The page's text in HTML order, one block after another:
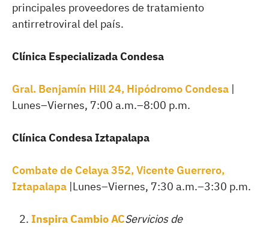
principales proveedores de tratamiento
antirretroviral del país.
Clínica Especializada Condesa
Gral. Benjamín Hill 24, Hipódromo Condesa |
Lunes–Viernes, 7:00 a.m.–8:00 p.m.
Clínica Condesa Iztapalapa
Combate de Celaya 352, Vicente Guerrero,
Iztapalapa |Lunes–Viernes, 7:30 a.m.–3:30 p.m.
Inspira Cambio ACServicios de